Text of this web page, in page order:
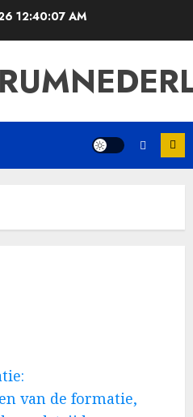
12:40:08 AM
van de formatie,